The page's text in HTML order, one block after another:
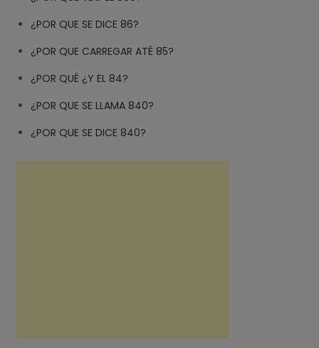
¿POR QUE SE DICE 86?
¿POR QUE CARREGAR ATÉ 85?
¿POR QUÉ ¿Y EL 84?
¿POR QUE SE LLAMA 840?
¿POR QUE SE DICE 840?